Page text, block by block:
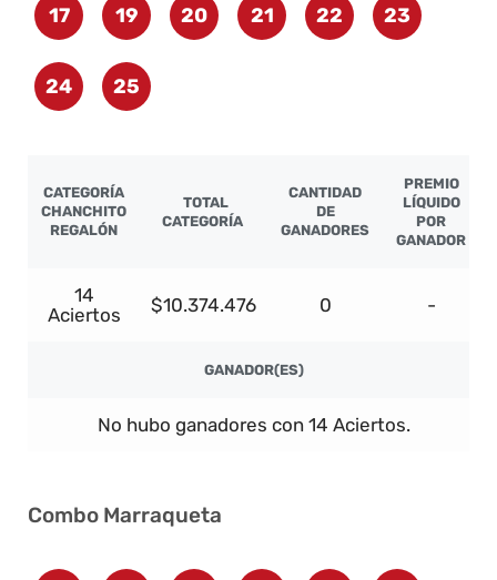
17 19 20 21 22 23
24 25
CATEGORÍA
CHANCHITO
REGALÓN
TOTAL
CATEGORÍA
CANTIDAD
DE
GANADORES
PREMIO
LÍQUIDO
POR
GANADOR
14
Aciertos
$10.374.476 0 -
GANADOR(ES)
No hubo ganadores con 14 Aciertos.
Combo Marraqueta